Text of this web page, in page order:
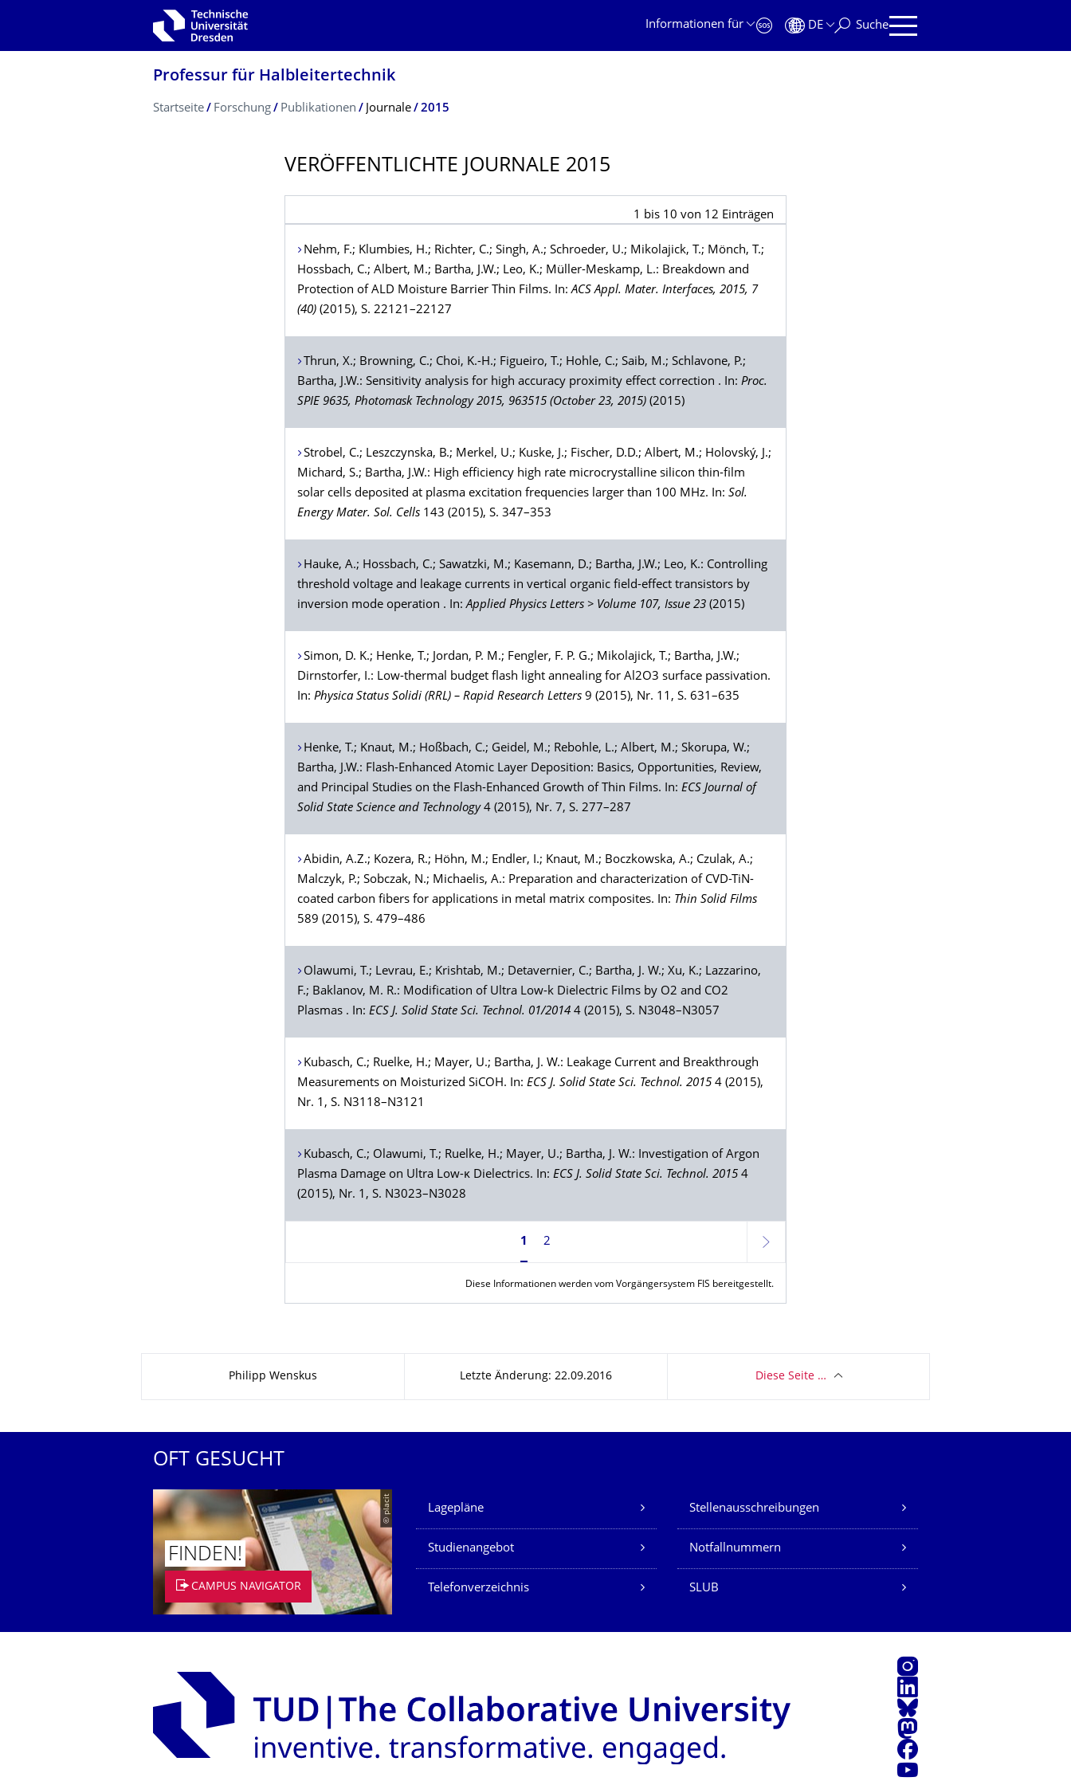
Zur Hauptnavigation springen
Informationen für
DE Suche
Professur für Halbleitertechnik
Breadcrumb-Menü
Startseite Forschung Publikationen Journale 2015
VERÖFFENTLICHTE JOURNALE 2015
1 bis 10 von 12 Einträgen
Nehm, F.; Klumbies, H.; Richter, C.; Singh, A.; Schroeder, U.; Mikolajick, T.; Mönch, T.;
Hossbach, C.; Albert, M.; Bartha, J.W.; Leo, K.; Müller-Meskamp, L.: Breakdown and
Protection of ALD Moisture Barrier Thin Films. In:ACS Appl. Mater. Interfaces, 2015, 7
(40) (2015), S. 22121–22127
Thrun, X.; Browning, C.; Choi, K.-H.; Figueiro, T.; Hohle, C.; Saib, M.; Schlavone, P.;
Bartha, J.W.: Sensitivity analysis for high accuracy proximity effect correction . In: Proc.
SPIE 9635, Photomask Technology 2015, 963515 (October 23, 2015) (2015)
Strobel, C.; Leszczynska, B.; Merkel, U.; Kuske, J.; Fischer, D.D.; Albert, M.; Holovský, J.;
Michard, S.; Bartha, J.W.: High efficiency high rate microcrystalline silicon thin-film
solar cells deposited at plasma excitation frequencies larger than 100 MHz. In: Sol.
Energy Mater. Sol. Cells 143 (2015), S. 347–353
Hauke, A.; Hossbach, C.; Sawatzki, M.; Kasemann, D.; Bartha, J.W.; Leo, K.: Controlling
threshold voltage and leakage currents in vertical organic field-effect transistors by
inversion mode operation . In:Applied Physics Letters > Volume 107, Issue 23 (2015)
Simon, D. K.; Henke, T.; Jordan, P. M.; Fengler, F. P. G.; Mikolajick, T.; Bartha, J.W.;
Dirnstorfer, I.: Low-thermal budget flash light annealing for Al2O3 surface passivation.
In: Physica Status Solidi (RRL) – Rapid Research Letters 9 (2015), Nr. 11, S. 631–635
Henke, T.; Knaut, M.; Hoßbach, C.; Geidel, M.; Rebohle, L.; Albert, M.; Skorupa, W.;
Bartha, J.W.: Flash-Enhanced Atomic Layer Deposition: Basics, Opportunities, Review,
and Principal Studies on the Flash-Enhanced Growth of Thin Films. In: ECS Journal of
Solid State Science and Technology4 (2015), Nr. 7, S. 277–287
Abidin, A.Z.; Kozera, R.; Höhn, M.; Endler, I.; Knaut, M.; Boczkowska, A.; Czulak, A.;
Malczyk, P.; Sobczak, N.; Michaelis, A.: Preparation and characterization of CVD-TiN-
coated carbon fibers for applications in metal matrix composites. In: Thin Solid Films
589 (2015), S. 479–486
Olawumi, T.; Levrau, E.; Krishtab, M.; Detavernier, C.; Bartha, J. W.; Xu, K.; Lazzarino,
F.; Baklanov, M. R.: Modification of Ultra Low-k Dielectric Films by O2 and CO2
Plasmas . In: ECS J. Solid State Sci. Technol. 01/2014 4 (2015), S. N3048–N3057
Kubasch, C.; Ruelke, H.; Mayer, U.; Bartha, J. W.: Leakage Current and Breakthrough
Measurements on Moisturized SiCOH. In: ECS J. Solid State Sci. Technol. 2015 4 (2015),
Nr. 1, S. N3118–N3121
Kubasch, C.; Olawumi, T.; Ruelke, H.; Mayer, U.; Bartha, J. W.: Investigation of Argon
Plasma Damage on Ultra Low-κ Dielectrics. In: ECS J. Solid State Sci. Technol. 2015 4
(2015), Nr. 1, S. N3023–N3028
1 2
Weiter
Diese Informationen werden vom Vorgängersystem FIS bereitgestellt.
Philipp Wenskus Letzte Änderung: 22.09.2016 Diese Seite …
OFT GESUCHT
© placit
FINDEN!
CAMPUS NAVIGATOR
Unsere Dienste
Lagepläne Stellenausschreibungen
Studienangebot Notfallnummern
Telefonverzeichnis SLUB
Instagram
LinkedIn
Bluesky
Mastodon
Facebook
Youtube